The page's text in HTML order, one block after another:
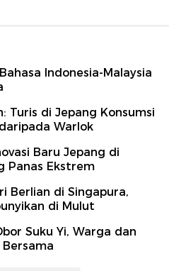
Indonesia-Malaysia
Turis di Jepang Konsumsi
Warlok
Baru Jepang di
Panas Ekstrem
Berlian di Singapura,
di Mulut
Suku Yi, Warga dan